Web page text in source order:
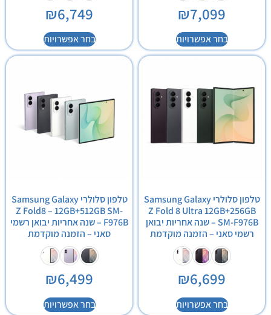
₪7,099
בחר אפשרויות
₪6,749
בחר אפשרויות
טלפון סלולרי Samsung Galaxy
Z Fold 8 Ultra 12GB+256GB
SM-F976B – שנה אחריות יבואן
רשמי סאני – הזמנה מוקדמת
₪6,699
בחר אפשרויות
טלפון סלולרי Samsung Galaxy
Z Fold8 – 12GB+512GB SM-
F976B – שנה אחריות יבואן רשמי
סאני – הזמנה מוקדמת
₪6,499
בחר אפשרויות